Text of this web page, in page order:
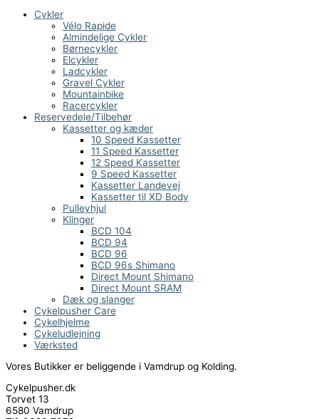
Cykler
Vélo Rapide
Almindelige Cykler
Børnecykler
Elcykler
Ladcykler
Gravel Cykler
Mountainbike
Racercykler
Reservedele/Tilbehør
Kassetter og kæder
10 Speed Kassetter
11 Speed Kassetter
12 Speed Kassetter
9 Speed Kassetter
Kassetter Landevej
Kassetter til XD Body
Pulleyhjul
Klinger
BCD 104
BCD 94
BCD 96
BCD 96s Shimano
Direct Mount Shimano
Direct Mount SRAM
Dæk og slanger
Cykelpusher Care
Cykelhjelme
Cykeludlejning
Værksted
Vores Butikker er beliggende i Vamdrup og Kolding.
Cykelpusher.dk
Torvet 13
6580 Vamdrup